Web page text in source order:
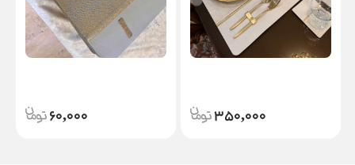
زیربشقابی جیران
350,000
زیرلیوانی جیران
60,000